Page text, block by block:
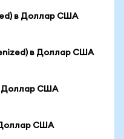
в Доллар США
в Доллар США
Доллар США
Доллар США